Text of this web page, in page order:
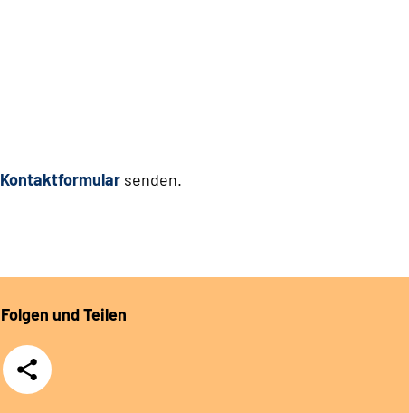
Kontaktformular senden.
Folgen und Teilen
Teilen